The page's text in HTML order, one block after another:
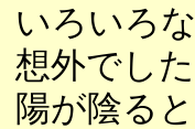
いろいろ
想外でした
陽が陰る